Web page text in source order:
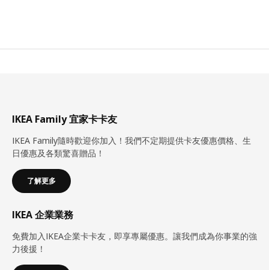
IKEA Family 宜家卡卡友
IKEA Family隨時歡迎你加入！我們不定期提供卡友優惠價格、生
日優惠及各類驚喜贈品！
了解更多
IKEA 企業業務
免費加入IKEA企業卡卡友，即享專屬優惠。讓我們成為你事業的強
力後援！